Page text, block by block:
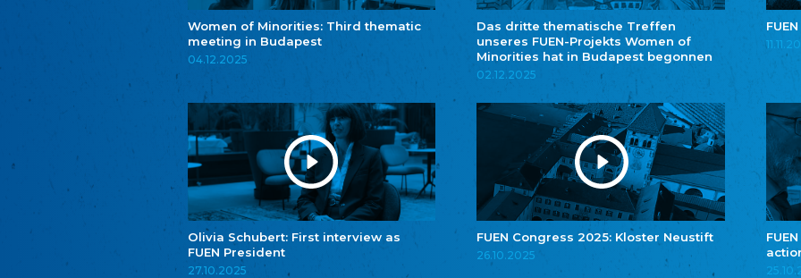
Women of Minorities: Third thematic
meeting in Budapest
04.12.2025
Das dritte thematische Treffen
unseres FUEN-Projekts Women of
Minorities hat in Budapest begonnen
02.12.2025
Olivia Schubert: First interview as
FUEN President
27.10.2025
FUEN Congress 2025: Kloster Neustift
26.10.2025